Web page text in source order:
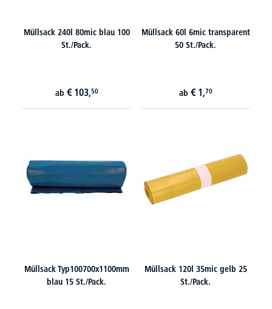
Müllsack 240l 80mic blau 100
St./Pack.
ab € 103,50
Müllsack 60l 6mic transparent
50 St./Pack.
ab € 1,70
Müllsack Typ100700x1100mm
blau 15 St./Pack.
Müllsack 120l 35mic gelb 25
St./Pack.